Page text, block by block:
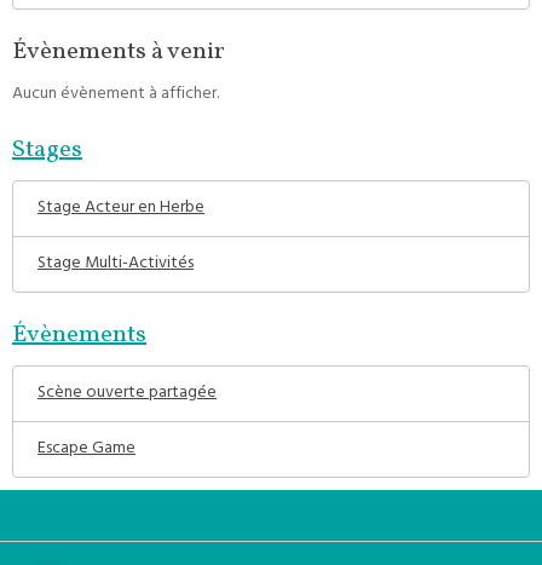
Évènements à venir
Aucun évènement à afficher.
Stages
Stage Acteur en Herbe
Stage Multi-Activités
Évènements
Scène ouverte partagée
Escape Game